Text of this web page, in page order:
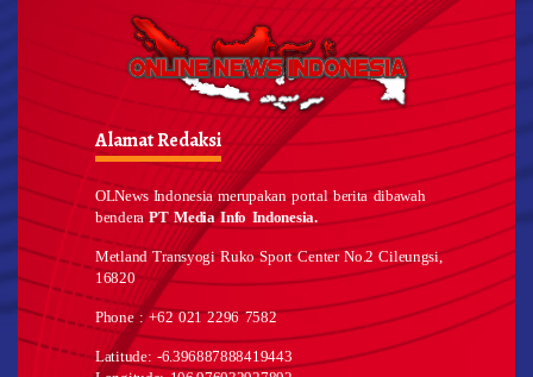
Alamat Redaksi
OLNews Indonesia merupakan portal berita dibawah
benderaPT Media Info Indonesia.
Metland Transyogi Ruko Sport Center No.2 Cileungsi,
16820
Phone : +62 021 2296 7582
Latitude: -6.396887888419443